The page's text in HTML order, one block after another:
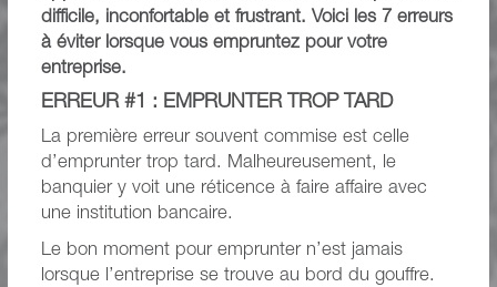
difficile, inconfortable et frustrant. Voici les 7 erreurs
à éviter lorsque vous empruntez pour votre
entreprise.
ERREUR #1 : EMPRUNTER TROP TARD
La première erreur souvent commise est celle
d’emprunter trop tard. Malheureusement, le
banquier y voit une réticence à faire affaire avec
une institution bancaire.
Le bon moment pour emprunter n’est jamais
lorsque l’entreprise se trouve au bord du gouffre.